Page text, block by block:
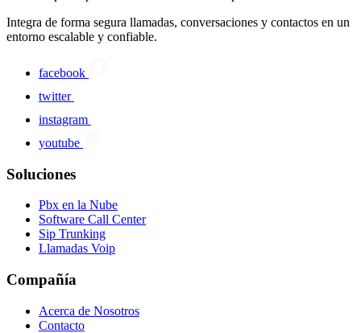
Integra de forma segura llamadas, conversaciones y contactos en un
entorno escalable y confiable.
facebook
twitter
instagram
youtube
Soluciones
Pbx en la Nube
Software Call Center
Sip Trunking
Llamadas Voip
Compañía
Acerca de Nosotros
Contacto